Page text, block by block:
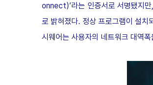
onnect)’라는 인증서로 서명됐지만
로 밝혀졌다. 정상 프로그램이 설치
시웨어는 사용자의 네트워크 대역